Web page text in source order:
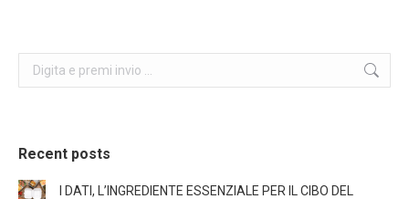
Search:
Recent posts
I DATI, L’INGREDIENTE ESSENZIALE PER IL CIBO DEL